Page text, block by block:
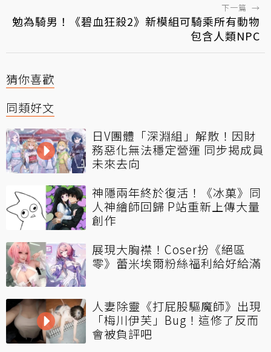
下一篇 →
勉為騎男！《碧血狂殺2》新模組可騎乘所有動物
包含人類NPC
猜你喜歡
同類好文
日V團體「深淵組」解散！因財
務惡化無法穩定營運 同步揭成員
未來去向
神隱兩年終於復活！《冰菓》同
人神繪師回歸 P站重新上傳大量
創作
展現大胸襟！Coser扮《絕區
零》蕾米埃爾粉絲福利給好給滿
人妻除靈《打屁股驅魔師》出現
「梅川伊芙」Bug！這修了反而
會被負評吧